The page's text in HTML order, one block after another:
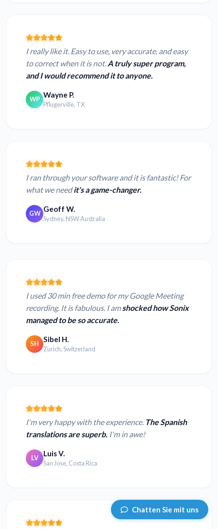
I really like it. Easy to use, very accurate, and easy
to correct when it is not. A truly super program,
and I would recommend it to anyone.
WP Wayne P.
Pflugerville, TX
I ran through your software and it is fantastic! For
what we needit's a game-changer.
GW Geoff W.
Sydney, NSW Australia
I used 30 min free demo for my Google Meeting
recording. It is fabulous. I amshocked how Sonix
managed to be so accurate.
SH Sibel H.
Zurich, Switzerland
I'm very happy with the experience. The Spanish
translations are superb. I'm in awe!
LV Luis V.
San Jose, Costa Rica
Chatten Sie mit uns